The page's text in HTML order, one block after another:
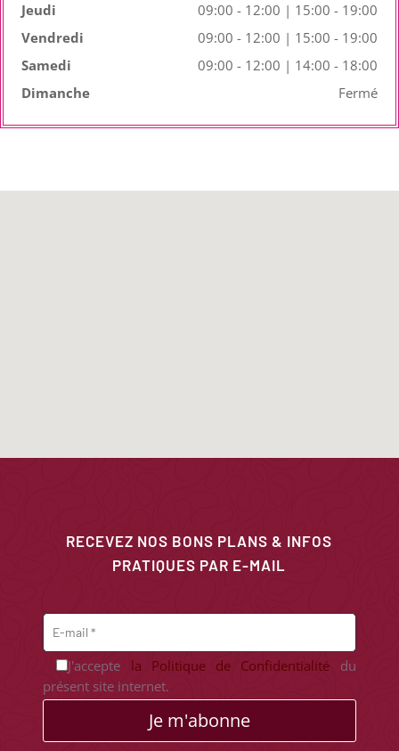
Jeudi
09:00 - 12:00 | 15:00 - 19:00
Vendredi
09:00 - 12:00 | 15:00 - 19:00
Samedi
09:00 - 12:00 | 14:00 - 18:00
Dimanche
Fermé
RECEVEZ NOS BONS PLANS & INFOS
PRATIQUES PAR E-MAIL
J'accepte la Politique de Confidentialité du
présent site internet.
Je m'abonne